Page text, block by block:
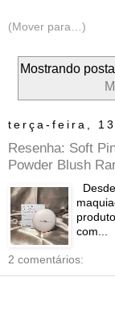
Mostrando
terça-feira,
Resenha: Soft
Powder Blush
com...
2 comentários: